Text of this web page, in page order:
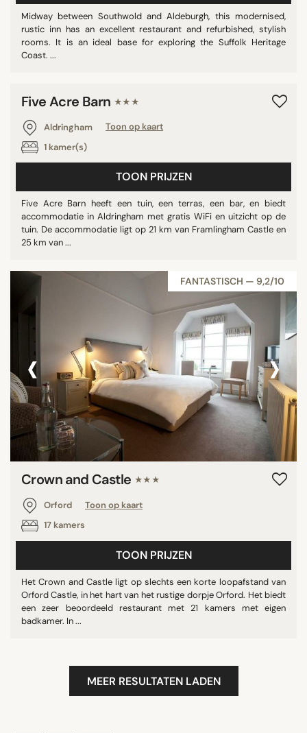
Midway between Southwold and Aldeburgh, this modernised,
rustic inn has an excellent restaurant and refurbished, stylish
rooms. It is an ideal base for exploring the Suffolk Heritage
Coast. ...
‹ ›
Five Acre Barn ★★★
Aldringham
Toon op kaart
1 kamer(s)
TOON PRIJZEN
Five Acre Barn heeft een tuin, een terras, een bar, en biedt
accommodatie in Aldringham met gratis WiFi en uitzicht op de
tuin. De accommodatie ligt op 21 km van Framlingham Castle en
25 km van ...
FANTASTISCH — 9,2/10
‹ ›
Crown and Castle ★★★
Orford
Toon op kaart
17 kamers
TOON PRIJZEN
Het Crown and Castle ligt op slechts een korte loopafstand van
Orford Castle, in het hart van het rustige dorpje Orford. Het biedt
een zeer beoordeeld restaurant met 21 kamers met eigen
badkamer. In ...
MEER RESULTATEN LADEN